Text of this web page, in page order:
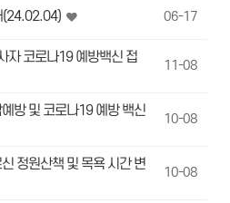
(24.02.04) 06-17
자 코로나19 예방백신 접
11-08
방 및 코로나19 예방 백신
10-08
정원산책 및 목욕 시간 변
10-08